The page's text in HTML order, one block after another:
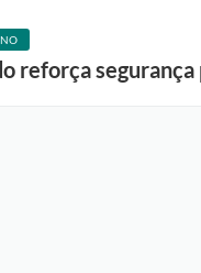
reforça